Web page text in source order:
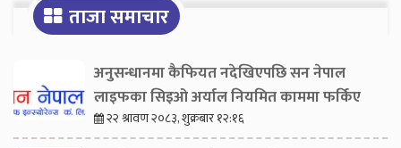
ताजा समाचार
अनुसन्धानमा कैफियत नदेखिएपछि सन नेपाल
लाइफका सिइओ अर्याल नियमित काममा फर्किए
२२ श्रावण २०८३, शुक्रबार १२:१६